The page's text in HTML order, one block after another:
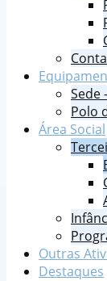
Sede
Polo
Área Social
Outras
Destaques